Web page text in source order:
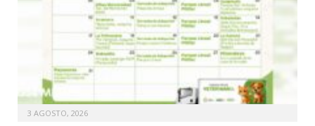
3 AGOSTO, 2026